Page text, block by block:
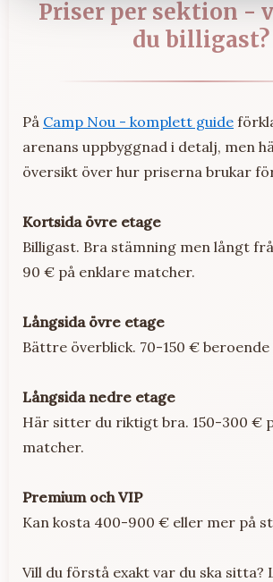
Priser per sektion -
du billigast?
På Camp Nou - komplett guide
arenans uppbyggnad i detalj, men
översikt över hur priserna brukar
Kortsida övre etage
Billigast. Bra stämning men långt
90 € på enklare matcher.
Långsida övre etage
Bättre överblick. 70-150 € beroende
Långsida nedre etage
Här sitter du riktigt bra. 150-300 €
matcher.
Premium och VIP
Kan kosta 400-900 € eller mer på
Vill du förstå exakt var du ska sitta?